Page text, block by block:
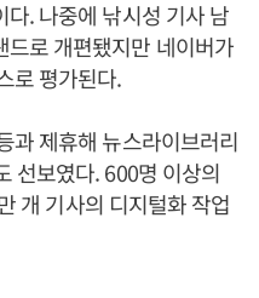
. 나중에 낚시성 기사 남
로 개편됐지만 네이버가
로 평가된다.
과 제휴해 뉴스라이브러리
선보였다. 600명 이상의
개 기사의 디지털화 작업